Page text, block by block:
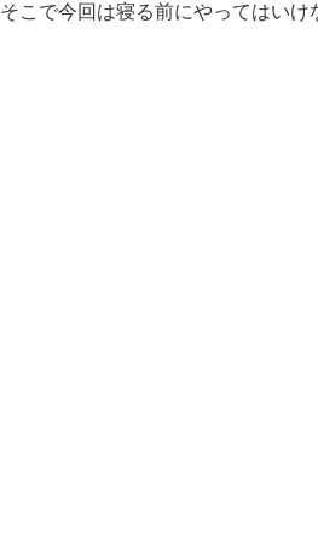
そこで今回は寝る前にやってはいけ